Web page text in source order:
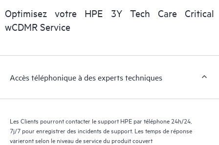
d’effectuer certaines activités sans avoir à ouvrir un incident de
support, tout en fournissant un portail de ressources de
connaissances dûment sélectionnées. Le service HPE Tech Care
opérationnelle et l’optimisation des performances de la
Optimisez votre HPE 3Y Tech Care Critical
wCDMR Service
Accès téléphonique à des experts techniques
Les Clients pourront contacter le support HPE par téléphone 24h/24,
7j/7 pour enregistrer des incidents de support. Les temps de réponse
varieront selon le niveau de service du produit couvert